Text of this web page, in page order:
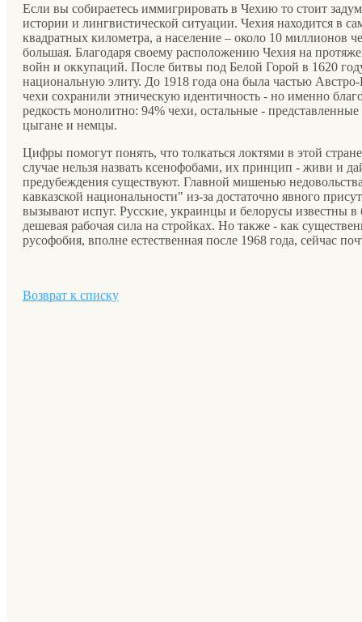
Если вы собираетесь иммигрировать в Чехию то стоит
истории и лингвистической ситуации. Чехия находится в
квадратных километра, а население – около 10 миллионов
большая. Благодаря своему расположению Чехия на
войн и оккупаций. После битвы под Белой Горой в 1620
национальную элиту. До 1918 года она была частью
чехи сохранили этническую идентичность - но именно
редкость монолитно: 94% чехи, остальные -
цыгане и немцы.
Цифры помогут понять, что толкаться локтями в этой
случае нельзя назвать ксенофобами, их принцип - живи и
предубеждения существуют. Главной мишенью
кавказской национальности" из-за достаточно явного
вызывают испуг. Русские, украинцы и белорусы известны
дешевая рабочая сила на стройках. Но также - как
русофобия, вполне естественная после 1968 года, сейчас
Возврат к списку